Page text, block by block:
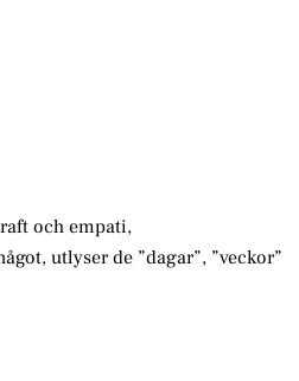
och empati,
utlyser de ”dagar”, ”veckor”